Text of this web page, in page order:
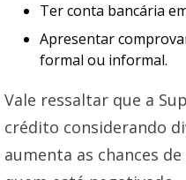
Ter conta bancária
Apresentar
formal ou informal.
Vale ressaltar que a
crédito considerando
aumenta as chances